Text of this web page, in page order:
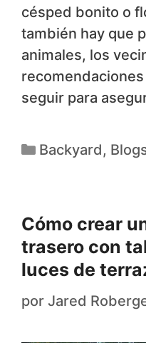
césped bonito o
también hay que
animales, los
seguir para
Backyard,
Cómo crear
trasero con
luces de
por Jared